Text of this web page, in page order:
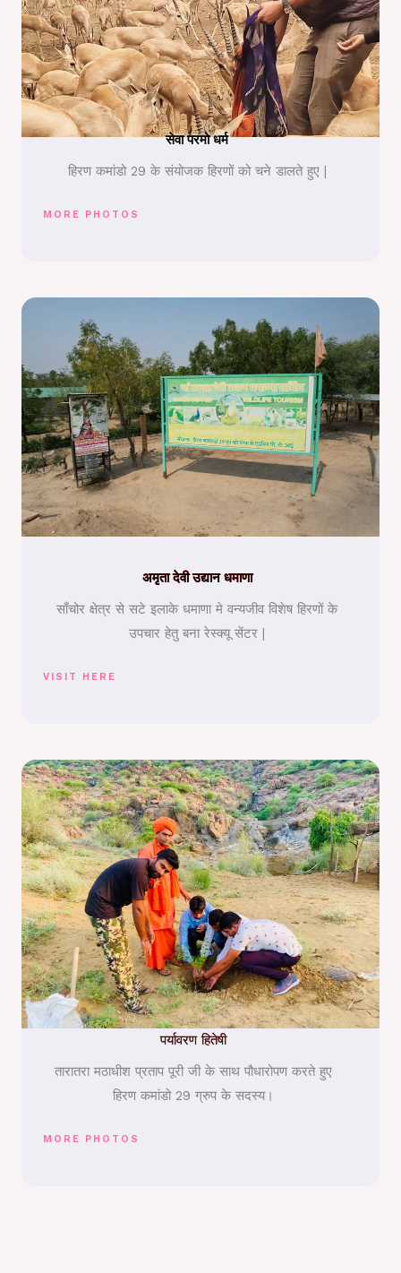
सेवा परमो धर्म
हिरण कमांडो 29 के संयोजक हिरणों को चने डालते हुए |
MORE PHOTOS
अमृता देवी उद्यान धमाणा
साँचोर क्षेत्र से सटे इलाके धमाणा मे वन्यजीव विशेष हिरणों के
उपचार हेतु बना रेस्क्यू सेंटर |
VISIT HERE
पर्यावरण हितेषी
तारातरा मठाधीश प्रताप पूरी जी के साथ पौधारोपण करते हुए
हिरण कमांडो 29 ग्रुप के सदस्य।
MORE PHOTOS